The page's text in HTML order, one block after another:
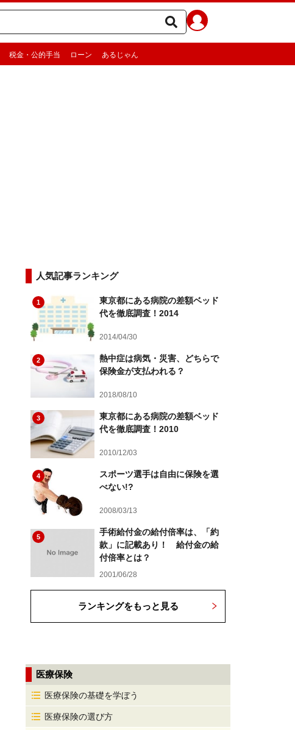
税金・公的手当 ローン あるじゃん
人気記事ランキング
1
東京都にある病院の差額ベッド
代を徹底調査！2014
2014/04/30
2
熱中症は病気・災害、どちらで
保険金が支払われる？
2018/08/10
3
東京都にある病院の差額ベッド
代を徹底調査！2010
2010/12/03
4
スポーツ選手は自由に保険を選
べない!?
2008/03/13
5
手術給付金の給付倍率は、「約
款」に記載あり！ 給付金の給
付倍率とは？
2001/06/28
ランキングをもっと見る
医療保険
医療保険の基礎を学ぼう
医療保険の選び方